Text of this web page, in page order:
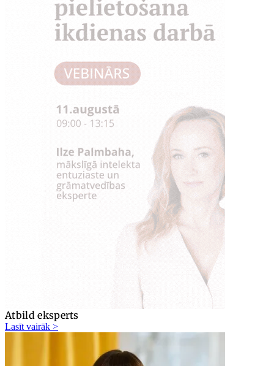
Atbild eksperts
Lasīt vairāk >